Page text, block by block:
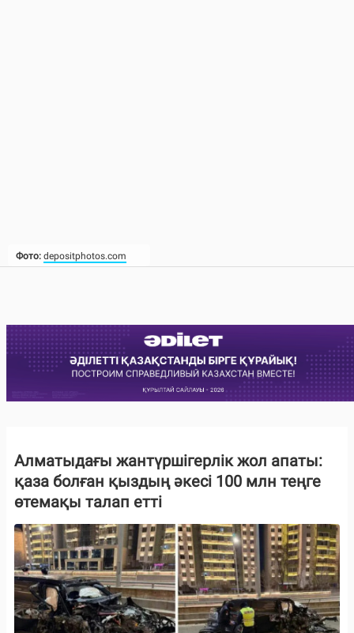
Фото: depositphotos.com